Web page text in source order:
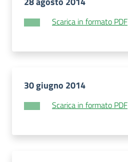
Scarica in formato PDF
30 giugno 2014
Scarica in formato PDF